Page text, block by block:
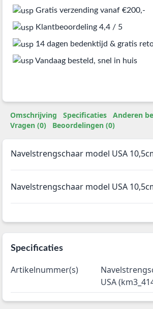
Gratis verzending vanaf €200,-
Klantbeoordeling 4,4 / 5
14 dagen bedenktijd & gratis
Vandaag besteld, snel in huis
Omschrijving Specificaties
Anderen
Vragen (0)
Beoordelingen (0)
Navelstrengschaar model USA
Navelstrengschaar model USA
Specificaties
Artikelnummer(s)
USA